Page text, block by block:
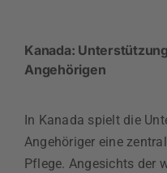
Kanada:
Angehörigen
In Kanada spielt die
Angehöriger eine
Pflege. Angesichts der